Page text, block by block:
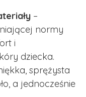
–
normy
i
dziecka.
sprężysta
a jednocześnie